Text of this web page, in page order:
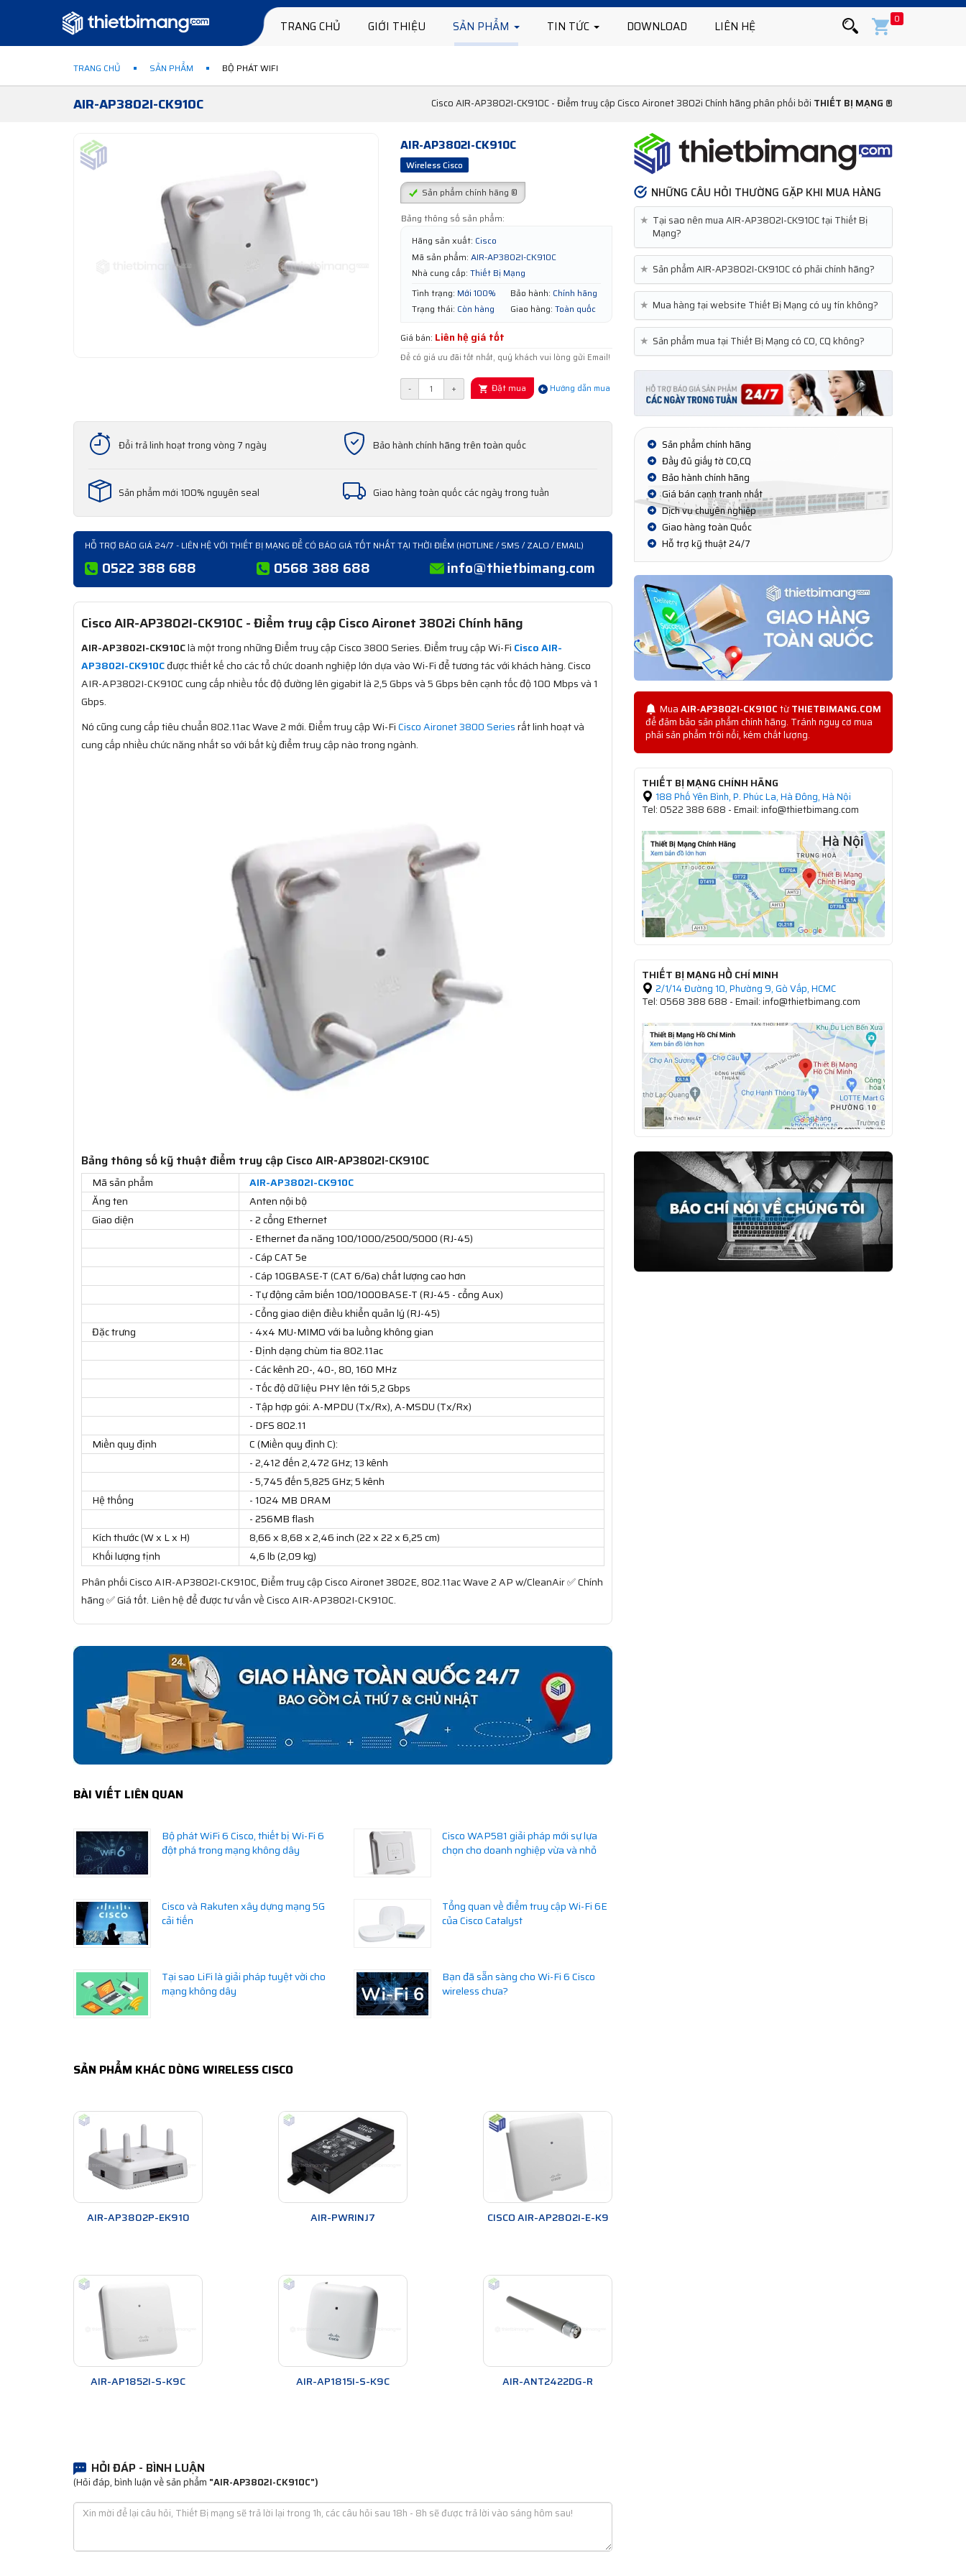
TRANG CHỦ GIỚI THIỆU SẢN PHẨM TIN TỨC DOWNLOAD LIÊN HỆ 0
TRANG CHỦ SẢN PHẨM BỘ PHÁT WIFI
AIR-AP3802I-CK910C Cisco AIR-AP3802I-CK910C - Điểm truy cập Cisco Aironet 3802i Chính hãng phân phối bởi THIẾT BỊ MẠNG ®
AIR-AP3802I-CK910C
Wireless Cisco
Sản phẩm chính hãng ®
Bảng thông số sản phẩm:
Hãng sản xuất: Cisco
Mã sản phẩm: AIR-AP3802I-CK910C
Nhà cung cấp: Thiết Bị Mạng
Tình trạng: Mới 100% Bảo hành: Chính hãng
Trạng thái: Còn hàng Giao hàng: Toàn quốc
Giá bán: Liên hệ giá tốt
Để có giá ưu đãi tốt nhất, quý khách vui lòng gửi Email!
- + Đặt mua Hướng dẫn mua
Đổi trả linh hoạt trong vòng 7 ngày Bảo hành chính hãng trên toàn quốc
Sản phẩm mới 100% nguyên seal Giao hàng toàn quốc các ngày trong tuần
HỖ TRỢ BÁO GIÁ 24/7 - LIÊN HỆ VỚI THIẾT BỊ MẠNG ĐỂ CÓ BÁO GIÁ TỐT NHẤT TẠI THỜI ĐIỂM (HOTLINE / SMS / ZALO / EMAIL)
0522 388 688 0568 388 688 info@thietbimang.com
Cisco AIR-AP3802I-CK910C - Điểm truy cập Cisco Aironet 3802i Chính hãng
AIR-AP3802I-CK910Clà một trong những Điểm truy cập Cisco 3800 Series. Điểm truy cập Wi-Fi Cisco AIR-
AP3802I-CK910Cđược thiết kế cho các tổ chức doanh nghiệp lớn dựa vào Wi-Fi để tương tác với khách hàng. Cisco
AIR-AP3802I-CK910C cung cấp nhiều tốc độ đường lên gigabit là 2,5 Gbps và 5 Gbps bên cạnh tốc độ 100 Mbps và 1
Gbps.
Nó cũng cung cấp tiêu chuẩn 802.11ac Wave 2 mới. Điểm truy cập Wi-FiCisco Aironet 3800 Seriesrất linh hoạt và
cung cấp nhiều chức năng nhất so với bất kỳ điểm truy cập nào trong ngành.
Bảng thông số kỹ thuật điểm truy cập Cisco AIR-AP3802I-CK910C
Mã sản phẩm
AIR-AP3802I-CK910C
Ăng ten
Anten nội bộ
Giao diện
- 2 cổng Ethernet
- Ethernet đa năng 100/1000/2500/5000 (RJ-45)
- Cáp CAT 5e
- Cáp 10GBASE-T (CAT 6/6a) chất lượng cao hơn
- Tự động cảm biến 100/1000BASE-T (RJ-45 - cổng Aux)
- Cổng giao diện điều khiển quản lý (RJ-45)
Đặc trưng
- 4x4 MU-MIMO với ba luồng không gian
- Định dạng chùm tia 802.11ac
- Các kênh 20-, 40-, 80, 160 MHz
- Tốc độ dữ liệu PHY lên tới 5,2 Gbps
- Tập hợp gói: A-MPDU (Tx/Rx), A-MSDU (Tx/Rx)
- DFS 802.11
Miền quy định
C (Miền quy định C):
- 2,412 đến 2,472 GHz; 13 kênh
- 5,745 đến 5,825 GHz; 5 kênh
Hệ thống
- 1024 MB DRAM
- 256MB flash
Kích thước (W x L x H)
8,66 x 8,68 x 2,46 inch (22 x 22 x 6,25 cm)
Khối lượng tịnh
4,6 lb (2,09 kg)
Phân phối Cisco AIR-AP3802I-CK910C, Điểm truy cập Cisco Aironet 3802E, 802.11ac Wave 2 AP w/CleanAir ✅ Chính
hãng ✅ Giá tốt. Liên hệ để được tư vấn về Cisco AIR-AP3802I-CK910C.
BÀI VIẾT LIÊN QUAN
Bộ phát WiFi 6 Cisco, thiết bị Wi-Fi 6
đột phá trong mạng không dây
Cisco WAP581 giải pháp mới sự lựa
chọn cho doanh nghiệp vừa và nhỏ
Cisco và Rakuten xây dựng mạng 5G
cải tiến
Tổng quan về điểm truy cập Wi-Fi 6E
của Cisco Catalyst
Tại sao LiFi là giải pháp tuyệt vời cho
mạng không dây
Bạn đã sẵn sàng cho Wi-Fi 6 Cisco
wireless chưa?
SẢN PHẨM KHÁC DÒNG WIRELESS CISCO
AIR-AP3802P-EK910 AIR-PWRINJ7 CISCO AIR-AP2802I-E-K9
AIR-AP1852I-S-K9C AIR-AP1815I-S-K9C AIR-ANT2422DG-R
HỎI ĐÁP - BÌNH LUẬN
(Hỏi đáp, bình luận về sản phẩm "AIR-AP3802I-CK910C")
NHỮNG CÂU HỎI THƯỜNG GẶP KHI MUA HÀNG
★ Tại sao nên mua AIR-AP3802I-CK910C tại Thiết Bị
Mạng?
★ Sản phẩm AIR-AP3802I-CK910C có phải chính hãng?
★ Mua hàng tại website Thiết Bị Mạng có uy tín không?
★ Sản phẩm mua tại Thiết Bị Mạng có CO, CQ không?
Sản phẩm chính hãng
Đầy đủ giấy tờ CO,CQ
Bảo hành chính hãng
Giá bán cạnh tranh nhất
Dịch vụ chuyên nghiệp
Giao hàng toàn Quốc
Hỗ trợ kỹ thuật 24/7
MuaAIR-AP3802I-CK910CtừTHIETBIMANG.COM
để đảm bảo sản phẩm chính hãng. Tránh nguy cơ mua
phải sản phẩm trôi nổi, kém chất lượng.
THIẾT BỊ MẠNG CHÍNH HÃNG
188 Phố Yên Bình, P. Phúc La, Hà Đông, Hà Nội
Tel: 0522 388 688 - Email: info@thietbimang.com
THIẾT BỊ MẠNG HỒ CHÍ MINH
2/1/14 Đường 10, Phường 9, Gò Vấp, HCMC
Tel: 0568 388 688 - Email: info@thietbimang.com